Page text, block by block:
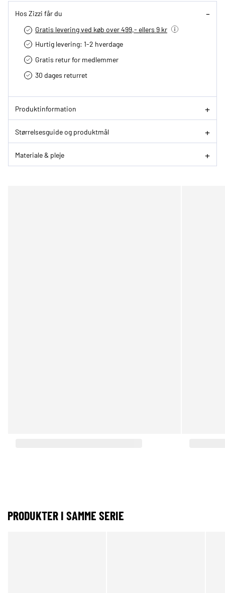
Hos Zizzi får du
Gratis levering ved køb over 499,- ellers 9 kr
Hurtig levering­: 1-2 hverdage
Gratis retur for medlemmer
30 dages returret
Produktinformation
Størrelsesguide og produktmål
Materiale & pleje
PRODUKTER I SAMME SERIE